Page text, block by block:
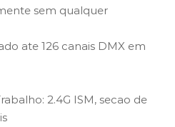
sem qualquer
ate 126 canais DMX em
2.4G ISM, secao de